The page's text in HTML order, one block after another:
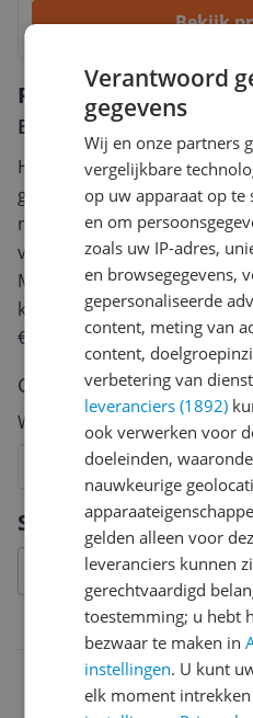
Bekijk
Specificaties
Belangrijkste
4003530241093
Reviews
Er zijn nog geen reviews
Heb jij dit product in bezit
geven? Start dan hieronder
review. Afhankelijk van de
van een review gemiddeld
Met jouw mening help je
keuze te maken én maak je
€250,-!
Klik hier voor de
Cijfer
Welk cijfer geef jij dit product?
5
4
3
2
Vraag
Verantwoord
gegevens
Wij en onze partners
vergelijkbare
op uw apparaat op te
en om
zoals uw IP-adres,
en browsegegevens,
gepersonaliseerde
content, meting van
content,
verbetering van
leveranciers (1892)
ook verwerken voor
doeleinden,
nauwkeurige
gelden alleen voor
leveranciers kunnen
gerechtvaardigd
toestemming; u hebt
bezwaar te maken in
instellingen. U kunt
elk moment